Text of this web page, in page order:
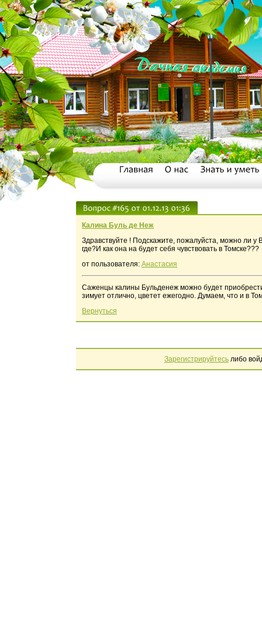
Калина Буль де Неж
Здравствуйте ! Подскажите, пожалуйста, можно ли
где?И как она на будет себя чувствовать в Томске???
от пользователя: Анастасия
Саженцы калины Бульденеж можно будет
зимует отлично, цветет ежегодно. Думаем, что и в
Вернуться
Зарегистрируйтесь либо